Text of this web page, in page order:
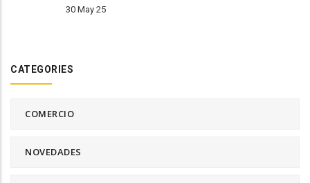
30 May 25
CATEGORIES
COMERCIO
NOVEDADES